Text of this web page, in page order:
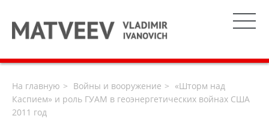
На главную Войны и вооружение
«Шторм над
Каспием» и роль ГУАМ в геоэнергетических войнах США
2011 год